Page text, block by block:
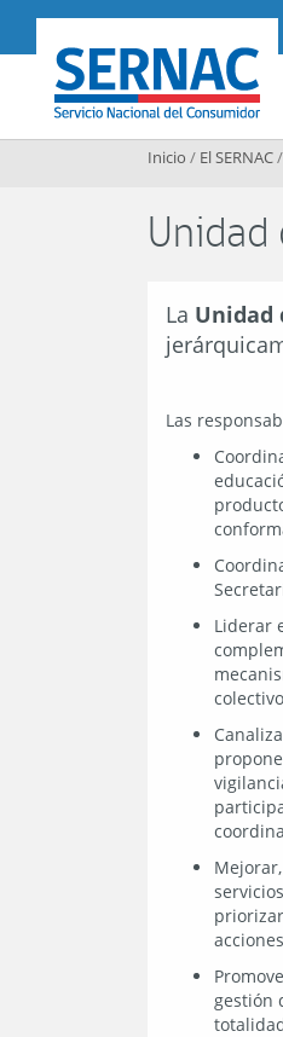
SERNAC
Inicio / El SERNAC/
La Unidad
Las
Liderar
gestión